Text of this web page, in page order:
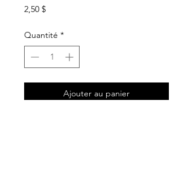
2,50 $Prix
Quantité *
Ajouter au panier